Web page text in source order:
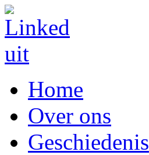
Home
Over ons
Geschiedenis